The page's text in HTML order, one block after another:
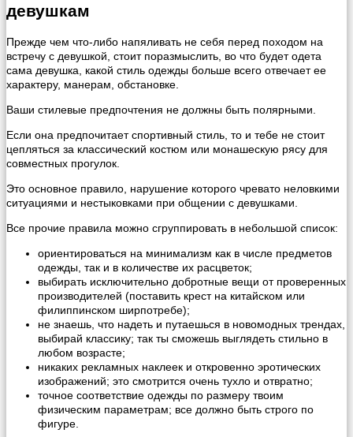
девушкам
Прежде чем что-либо напяливать не себя перед походом на
встречу с девушкой, стоит поразмыслить, во что будет одета
сама девушка, какой стиль одежды больше всего отвечает ее
характеру, манерам, обстановке.
Ваши стилевые предпочтения не должны быть полярными.
Если она предпочитает спортивный стиль, то и тебе не стоит
цепляться за классический костюм или монашескую рясу для
совместных прогулок.
Это основное правило, нарушение которого чревато неловкими
ситуациями и нестыковками при общении с девушками.
Все прочие правила можно сгруппировать в небольшой список:
ориентироваться на минимализм как в числе предметов
одежды, так и в количестве их расцветок;
выбирать исключительно добротные вещи от проверенных
производителей (поставить крест на китайском или
филиппинском ширпотребе);
не знаешь, что надеть и путаешься в новомодных трендах,
выбирай классику; так ты сможешь выглядеть стильно в
любом возрасте;
никаких рекламных наклеек и откровенно эротических
изображений; это смотрится очень тухло и отвратно;
точное соответствие одежды по размеру твоим
физическим параметрам; все должно быть строго по
фигуре.